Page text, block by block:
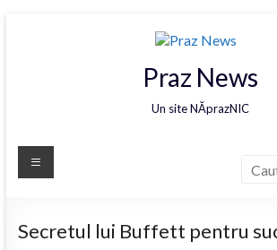
Praz News
Un site NĂprazNIC
Secretul lui Buffett pentru